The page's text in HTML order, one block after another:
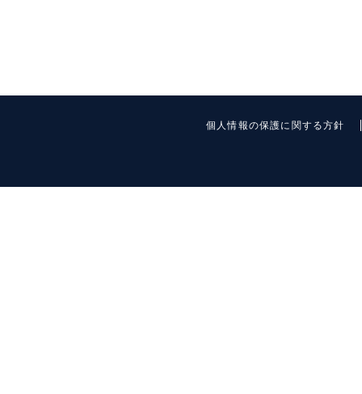
個人情報の保護に関する方針